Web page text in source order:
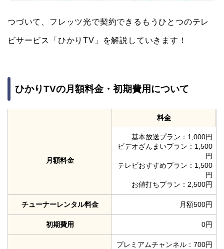
つづいて、フレッツ光で契約できるもうひとつのテレ
ビサービス「ひかりTV」を解説していきます！
ひかりTVの月額料金・初期費用について
料金
月額料金
基本放送プラン：1,000円
ビデオざんまいプラン：1,500
円
テレビおすすめプラン：1,500
円
お値打ちプラン：2,500円
チューナーレンタル料金 月額500円
初期費用 0円
プレミアムチャンネル：700円